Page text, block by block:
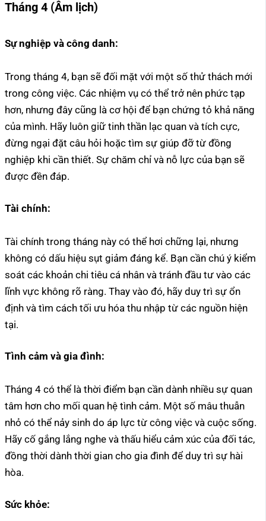
Tháng 4 (Âm lịch)
Sự nghiệp và công danh:
Trong tháng 4, bạn sẽ đối mặt với một số thử thách mới
trong công việc. Các nhiệm vụ có thể trở nên phức tạp
hơn, nhưng đây cũng là cơ hội để bạn chứng tỏ khả năng
của mình. Hãy luôn giữ tinh thần lạc quan và tích cực,
đừng ngại đặt câu hỏi hoặc tìm sự giúp đỡ từ đồng
nghiệp khi cần thiết. Sự chăm chỉ và nỗ lực của bạn sẽ
được đền đáp.
Tài chính:
Tài chính trong tháng này có thể hơi chững lại, nhưng
không có dấu hiệu sụt giảm đáng kể. Bạn cần chú ý kiểm
soát các khoản chi tiêu cá nhân và tránh đầu tư vào các
lĩnh vực không rõ ràng. Thay vào đó, hãy duy trì sự ổn
định và tìm cách tối ưu hóa thu nhập từ các nguồn hiện
tại.
Tình cảm và gia đình:
Tháng 4 có thể là thời điểm bạn cần dành nhiều sự quan
tâm hơn cho mối quan hệ tình cảm. Một số mâu thuẫn
nhỏ có thể nảy sinh do áp lực từ công việc và cuộc sống.
Hãy cố gắng lắng nghe và thấu hiểu cảm xúc của đối tác,
đồng thời dành thời gian cho gia đình để duy trì sự hài
hòa.
Sức khỏe: